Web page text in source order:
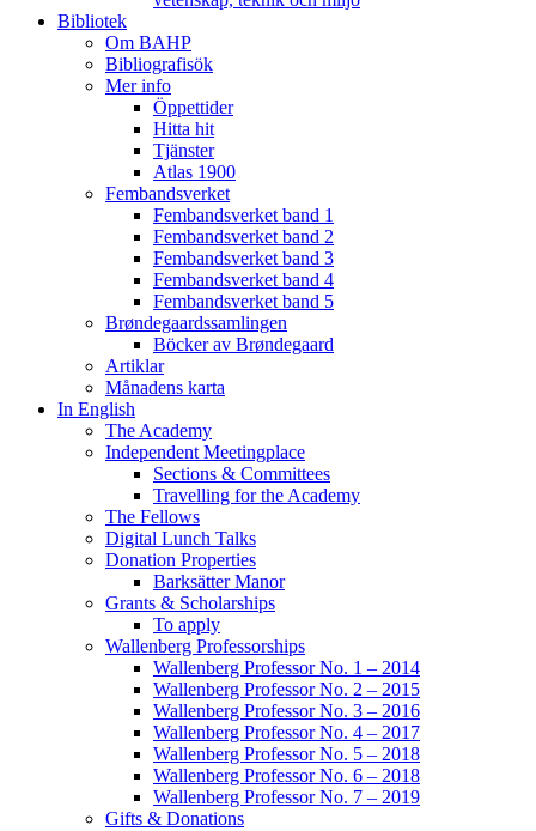
Bibliotek
Om BAHP
Bibliografisök
Mer info
Öppettider
Hitta hit
Tjänster
Atlas 1900
Fembandsverket
Fembandsverket band 1
Fembandsverket band 2
Fembandsverket band 3
Fembandsverket band 4
Fembandsverket band 5
Brøndegaardssamlingen
Böcker av Brøndegaard
Artiklar
Månadens karta
In English
The Academy
Independent Meetingplace
Sections & Committees
Travelling for the Academy
The Fellows
Digital Lunch Talks
Donation Properties
Barksätter Manor
Grants & Scholarships
To apply
Wallenberg Professorships
Wallenberg Professor No. 1 – 2014
Wallenberg Professor No. 2 – 2015
Wallenberg Professor No. 3 – 2016
Wallenberg Professor No. 4 – 2017
Wallenberg Professor No. 5 – 2018
Wallenberg Professor No. 6 – 2018
Wallenberg Professor No. 7 – 2019
Gifts & Donations